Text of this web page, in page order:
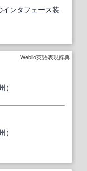
インタフェース装
Weblio英語表現辞典
）
）